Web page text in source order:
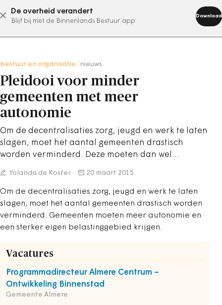
De overheid verandert
Blijf bij met de Binnenlands Bestuur app
Download
abonneer nu
bestuur en organisatie nieuws
Pleidooi voor minder
gemeenten met meer
autonomie
Om de decentralisaties zorg, jeugd en werk te laten
slagen, moet het aantal gemeenten drastisch
worden verminderd. Deze moeten dan wel…
Yolanda de Koster 20 maart 2015
Om de decentralisaties zorg, jeugd en werk te laten
slagen, moet het aantal gemeenten drastisch worden
verminderd. Gemeenten moeten meer autonomie en
een sterker eigen belastinggebied krijgen.
Vacatures
Programmadirecteur Almere Centrum –
Ontwikkeling Binnenstad
Gemeente Almere